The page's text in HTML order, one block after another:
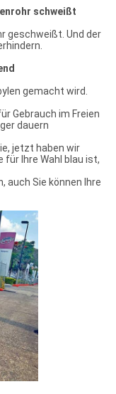
schweißt
geschweißt. Und der
gemacht wird.
Gebrauch im Freien
dauern
jetzt haben wir
für Ihre Wahl blau ist,
auch Sie können Ihre